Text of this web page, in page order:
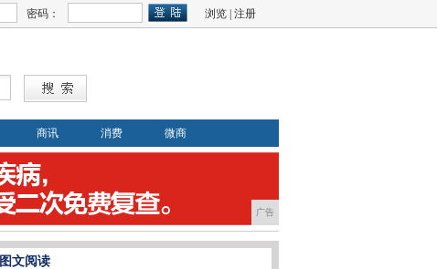
密码： 浏览 注册
商讯 消费 微商
广告
图文阅读